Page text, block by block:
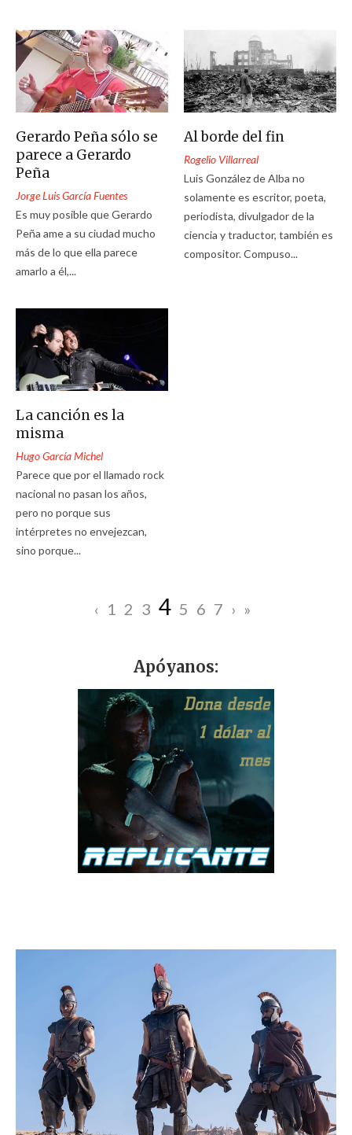
Gerardo Peña sólo se
parece a Gerardo
Peña
Jorge Luis García Fuentes
Es muy posible que Gerardo
Peña ame a su ciudad mucho
más de lo que ella parece
amarlo a él,...
Al borde del fin
Rogelio Villarreal
Luis González de Alba no
solamente es escritor, poeta,
periodista, divulgador de la
ciencia y traductor, también es
compositor. Compuso...
La canción es la
misma
Hugo García Michel
Parece que por el llamado rock
nacional no pasan los años,
pero no porque sus
intérpretes no envejezcan,
sino porque...
‹ 1 2 3 4 5 6 7 › »
Apóyanos: